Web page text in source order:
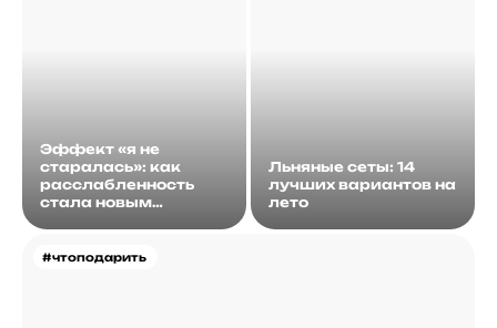
Эффект «я не
старалась»: как
расслабленность
стала новым
#чтоподарить
Льняные сеты: 14
лучших вариантов на
лето